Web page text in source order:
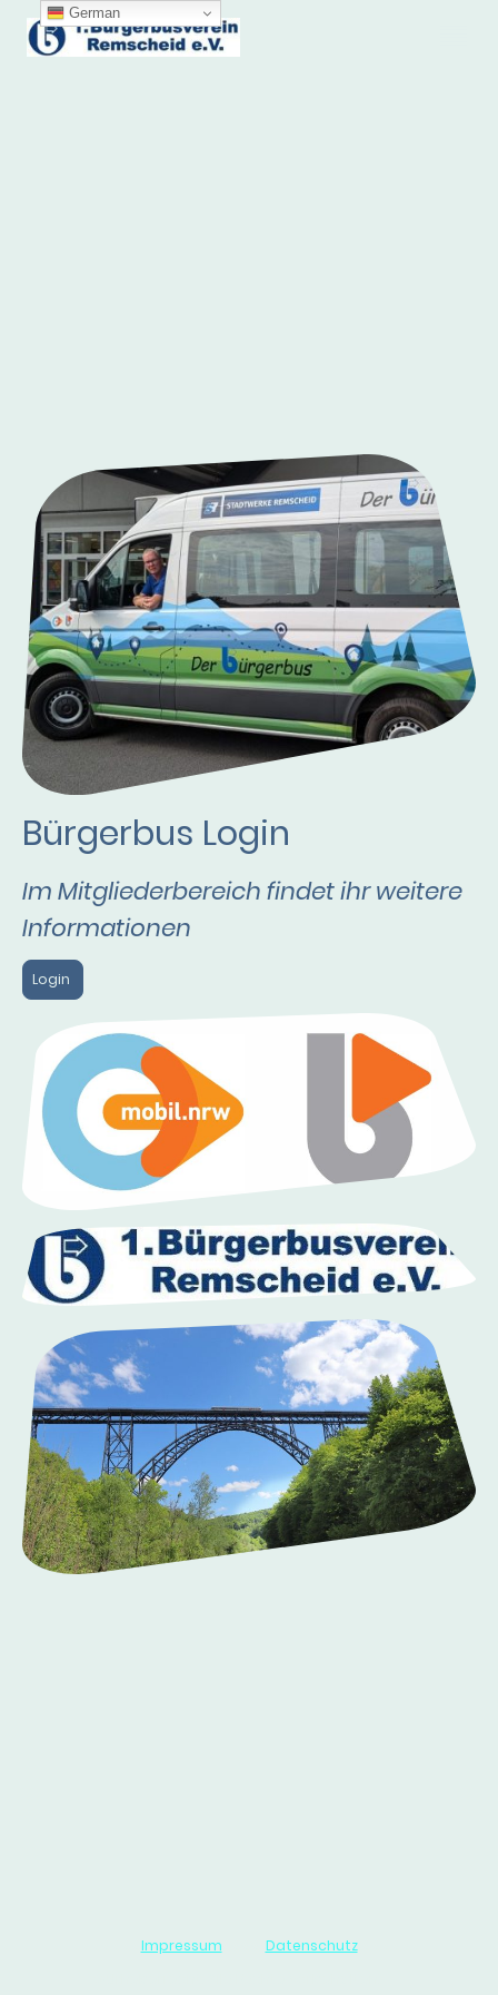
Bürgerbus Login
Im Mitgliederbereich findet ihr weitere
Informationen
Login
Impressum
Datenschutz
German